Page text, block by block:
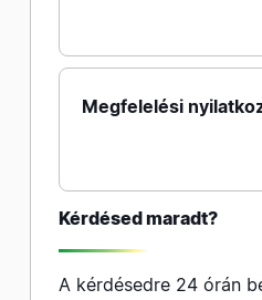
Megfelelési
Kérdésed maradt?
A kérdésedre 24 órán